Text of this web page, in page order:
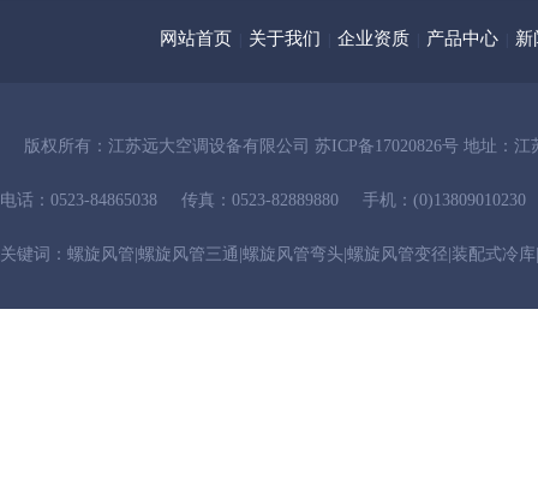
网站首页 关于我们 企业资质 产品中心 新
版权所有： 江苏远大空调设备有限公司 苏ICP备17020826号 地址：江
电话：0523-84865038 传真：0523-82889880 手机：(0)13809010230
关键词： 螺旋风管 螺旋风管三通 螺旋风管弯头 螺旋风管变径 装配式冷库